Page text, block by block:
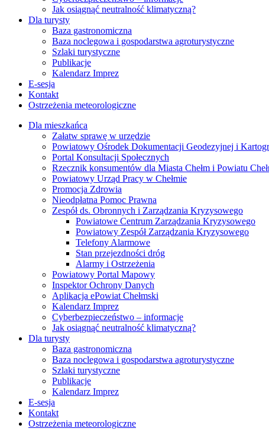
Jak osiągnąć neutralność klimatyczną?
Dla turysty
Baza gastronomiczna
Baza noclegowa i gospodarstwa agroturystyczne
Szlaki turystyczne
Publikacje
Kalendarz Imprez
E-sesja
Kontakt
Ostrzeżenia meteorologiczne
Dla mieszkańca
Załatw sprawę w urzędzie
Powiatowy Ośrodek Dokumentacji Geodezyjnej i
Portal Konsultacji Społecznych
Rzecznik konsumentów dla Miasta Chełm i Powiatu
Powiatowy Urząd Pracy w Chełmie
Promocja Zdrowia
Nieodpłatna Pomoc Prawna
Zespół ds. Obronnych i Zarządzania Kryzysowego
Powiatowe Centrum Zarządzania Kryzysowego
Powiatowy Zespół Zarządzania Kryzysowego
Telefony Alarmowe
Stan przejezdności dróg
Alarmy i Ostrzeżenia
Powiatowy Portal Mapowy
Inspektor Ochrony Danych
Aplikacja ePowiat Chełmski
Kalendarz Imprez
Cyberbezpieczeństwo – informacje
Jak osiągnąć neutralność klimatyczną?
Dla turysty
Baza gastronomiczna
Baza noclegowa i gospodarstwa agroturystyczne
Szlaki turystyczne
Publikacje
Kalendarz Imprez
E-sesja
Kontakt
Ostrzeżenia meteorologiczne